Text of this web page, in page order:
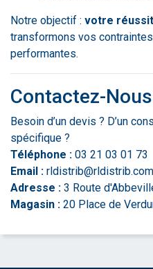
Notre objectif : votre
transformons vos
performantes.
Contactez-Nous
Besoin d’un devis ? D’un
spécifique ?
Téléphone : 03 21 03 01 73
Email : rldistrib@rldistrib.com
Adresse : 3 Route
Magasin : 20 Place de